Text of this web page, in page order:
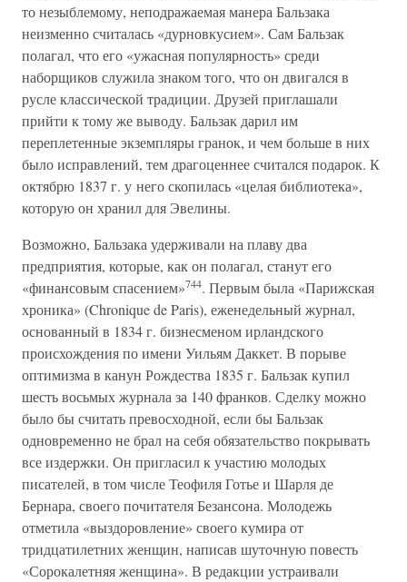
то незыблемому, неподражаемая манера Бальзака
неизменно считалась «дурновкусием». Сам Бальзак
полагал, что его «ужасная популярность» среди
наборщиков служила знаком того, что он двигался в
русле классической традиции. Друзей приглашали
прийти к тому же выводу. Бальзак дарил им
переплетенные экземпляры гранок, и чем больше в них
было исправлений, тем драгоценнее считался подарок. К
октябрю 1837 г. у него скопилась «целая библиотека»,
которую он хранил для Эвелины.
Возможно, Бальзака удерживали на плаву два
предприятия, которые, как он полагал, станут его
«финансовым спасением»744. Первым была «Парижская
хроника» (Chronique de Paris), еженедельный журнал,
основанный в 1834 г. бизнесменом ирландского
происхождения по имени Уильям Даккет. В порыве
оптимизма в канун Рождества 1835 г. Бальзак купил
шесть восьмых журнала за 140 франков. Сделку можно
было бы считать превосходной, если бы Бальзак
одновременно не брал на себя обязательство покрывать
все издержки. Он пригласил к участию молодых
писателей, в том числе Теофиля Готье и Шарля де
Бернара, своего почитателя Безансона. Молодежь
отметила «выздоровление» своего кумира от
тридцатилетних женщин, написав шуточную повесть
«Сорокалетняя женщина». В редакции устраивали